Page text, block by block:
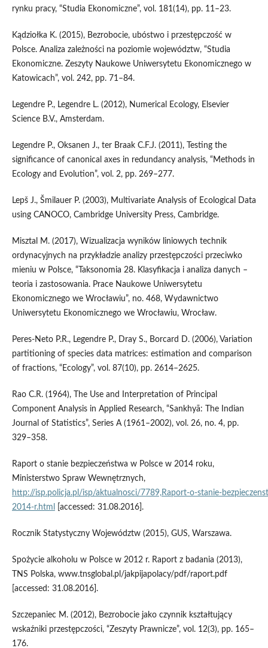
rynku pracy, “Studia Ekonomiczne”, vol. 181(14), pp. 11–23.
Kądziołka K. (2015), Bezrobocie, ubóstwo i przestępczość w
Polsce. Analiza zależności na poziomie województw, “Studia
Ekonomiczne. Zeszyty Naukowe Uniwersytetu Ekonomicznego w
Katowicach”, vol. 242, pp. 71–84.
Legendre P., Legendre L. (2012), Numerical Ecology, Elsevier
Science B.V., Amsterdam.
Legendre P., Oksanen J., ter Braak C.F.J. (2011), Testing the
significance of canonical axes in redundancy analysis, “Methods in
Ecology and Evolution”, vol. 2, pp. 269–277.
Lepš J., Šmilauer P. (2003), Multivariate Analysis of Ecological Data
using CANOCO, Cambridge University Press, Cambridge.
Misztal M. (2017), Wizualizacja wyników liniowych technik
ordynacyjnych na przykładzie analizy przestępczości przeciwko
mieniu w Polsce, “Taksonomia 28. Klasyfikacja i analiza danych –
teoria i zastosowania. Prace Naukowe Uniwersytetu
Ekonomicznego we Wrocławiu”, no. 468, Wydawnictwo
Uniwersytetu Ekonomicznego we Wrocławiu, Wrocław.
Peres‑Neto P.R., Legendre P., Dray S., Borcard D. (2006), Variation
partitioning of species data matrices: estimation and comparison
of fractions, “Ecology”, vol. 87(10), pp. 2614–2625.
Rao C.R. (1964), The Use and Interpretation of Principal
Component Analysis in Applied Research, “Sankhyā: The Indian
Journal of Statistics”, Series A (1961–2002), vol. 26, no. 4, pp.
329–358.
Raport o stanie bezpieczeństwa w Polsce w 2014 roku,
Ministerstwo Spraw Wewnętrznych,
http://isp.policja.pl/isp/aktualnosci/
2014‑r.html
[accessed: 31.08.2016].
Rocznik Statystyczny Województw (2015), GUS, Warszawa.
Spożycie alkoholu w Polsce w 2012 r. Raport z badania (2013),
TNS Polska, www.tnsglobal.pl/jakpijapolacy/pdf/raport.pdf
[accessed: 31.08.2016].
Szczepaniec M. (2012), Bezrobocie jako czynnik kształtujący
wskaźniki przestępczości, “Zeszyty Prawnicze”, vol. 12(3), pp. 165–
176.